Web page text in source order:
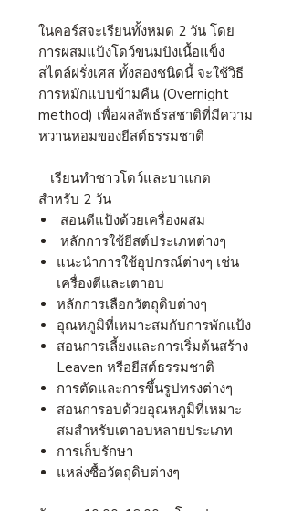
ในคอร์สจะเรียนทั้งหมด 2 วัน โดย
การผสมแป้งโดว์ขนมปังเนื้อแข็ง
สไตล์ฝรั่งเศส ทั้งสองชนิดนี้ จะใช้วิธี
การหมักแบบข้ามคืน (Overnight
method) เพื่อผลลัพธ์รสชาติที่มีความ
หวานหอมของยีสต์ธรรมชาติ
เรียนทำซาวโดว์และบาแกต
สำหรับ 2 วัน
สอนตีแป้งด้วยเครื่องผสม
หลักการใช้ยีสต์ประเภทต่างๆ
แนะนำการใช้อุปกรณ์ต่างๆ เช่น
เครื่องตีและเตาอบ
หลักการเลือกวัตถุดิบต่างๆ
อุณหภูมิที่เหมาะสมกับการพักแป้ง
สอนการเลี้ยงและการเริ่มต้นสร้าง
Leaven หรือยีสต์ธรรมชาติ
การตัดและการขึ้นรูปทรงต่างๆ
สอนการอบด้วยอุณหภูมิที่เหมาะ
สมสำหรับเตาอบหลายประเภท
การเก็บรักษา
แหล่งซื้อวัตถุดิบต่างๆ